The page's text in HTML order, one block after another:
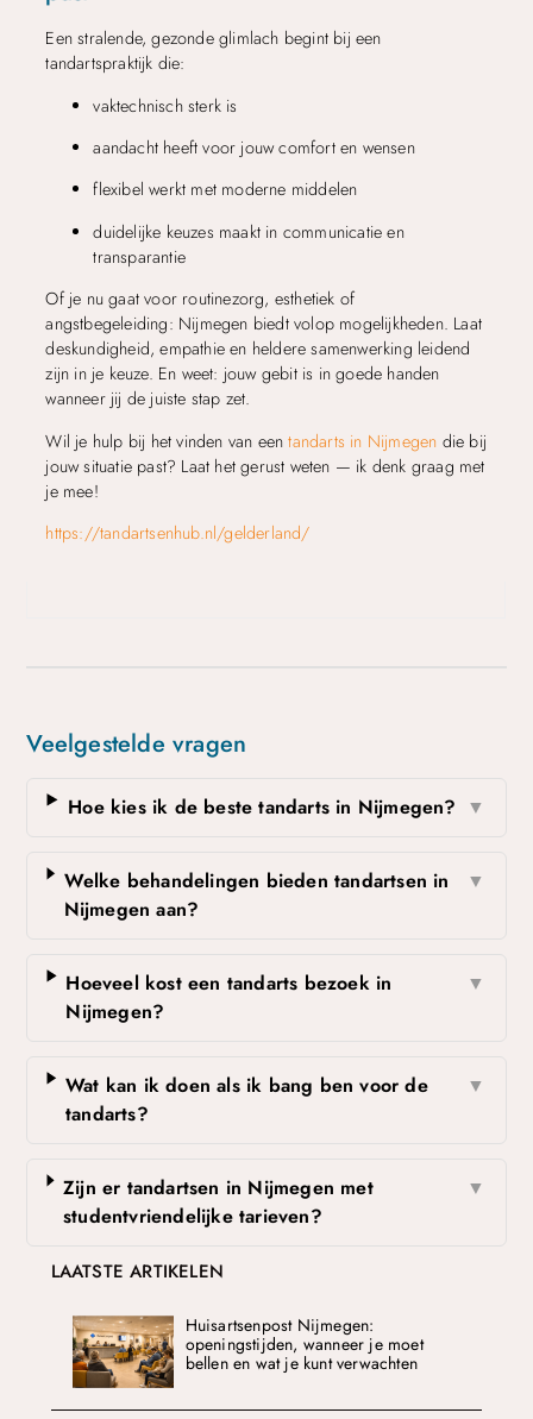
Een stralende, gezonde glimlach begint bij een
tandartspraktijk die:
vaktechnisch sterk is
aandacht heeft voor jouw comfort en wensen
flexibel werkt met moderne middelen
duidelijke keuzes maakt in communicatie en
transparantie
Of je nu gaat voor routinezorg, esthetiek of
angstbegeleiding: Nijmegen biedt volop mogelijkheden. Laat
deskundigheid, empathie en heldere samenwerking leidend
zijn in je keuze. En weet: jouw gebit is in goede handen
wanneer jij de juiste stap zet.
Wil je hulp bij het vinden van eentandarts in Nijmegen die bij
jouw situatie past? Laat het gerust weten — ik denk graag met
je mee!
https://tandartsenhub.nl/gelderland/
Veelgestelde vragen
Hoe kies ik de beste tandarts in Nijmegen? ▼
Welke behandelingen bieden tandartsen in
Nijmegen aan?
▼
Hoeveel kost een tandarts bezoek in
Nijmegen?
▼
Wat kan ik doen als ik bang ben voor de
tandarts?
▼
Zijn er tandartsen in Nijmegen met
studentvriendelijke tarieven?
▼
LAATSTE ARTIKELEN
Huisartsenpost Nijmegen:
openingstijden, wanneer je moet
bellen en wat je kunt verwachten